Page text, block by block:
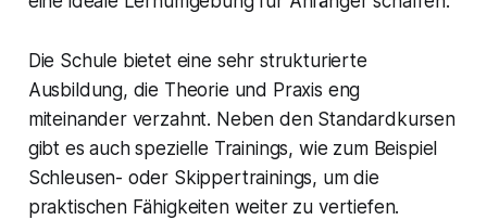
Die Schule bietet eine sehr strukturierte
Ausbildung, die Theorie und Praxis eng
miteinander verzahnt. Neben den Standardkursen
gibt es auch spezielle Trainings, wie zum Beispiel
Schleusen- oder Skippertrainings, um die
praktischen Fähigkeiten weiter zu vertiefen.